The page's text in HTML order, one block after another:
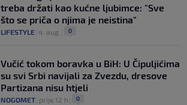
treba držati kao kućne ljubimce: "Sve
što se priča o njima je neistina"
LIFESTYLE 4. aug. 0
Vučić tokom boravka u BiH: U Čipuljićima
su svi Srbi navijali za Zvezdu, dresove
Partizana nisu htjeli
NOGOMET prije 12 h 0